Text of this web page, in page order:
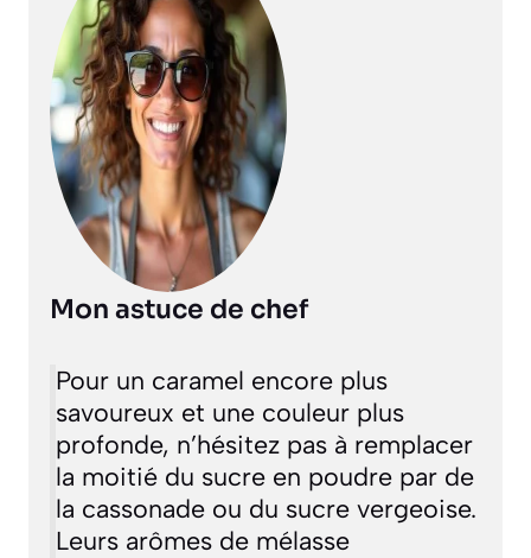
Mon astuce de chef
Pour un caramel encore plus
savoureux et une couleur plus
profonde, n’hésitez pas à remplacer
la moitié du sucre en poudre par de
la cassonade ou du sucre vergeoise.
Leurs arômes de mélasse